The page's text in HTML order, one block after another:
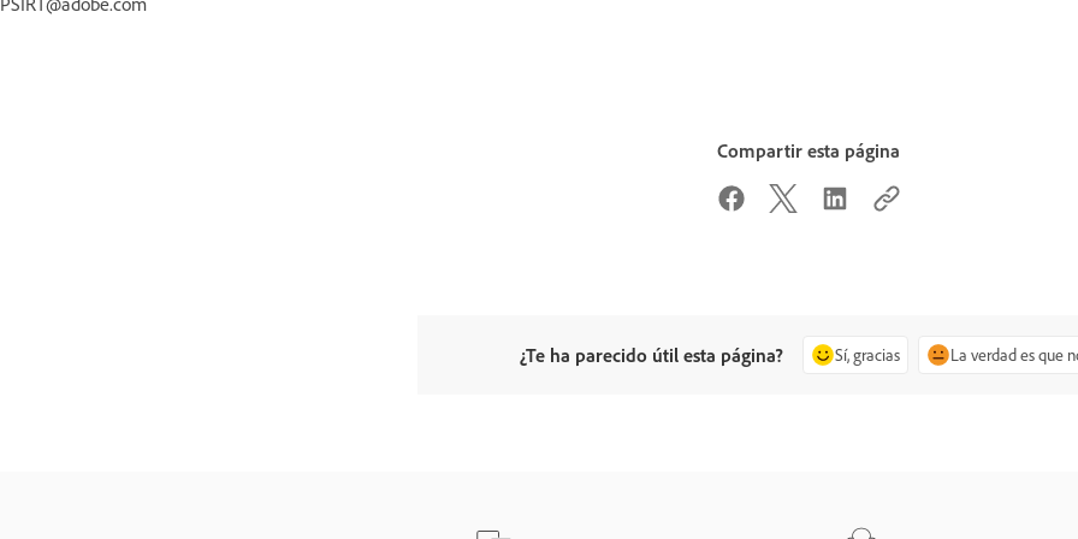
Compartir esta página
¿Te ha parecido útil esta página? Sí, gracias La verdad es que